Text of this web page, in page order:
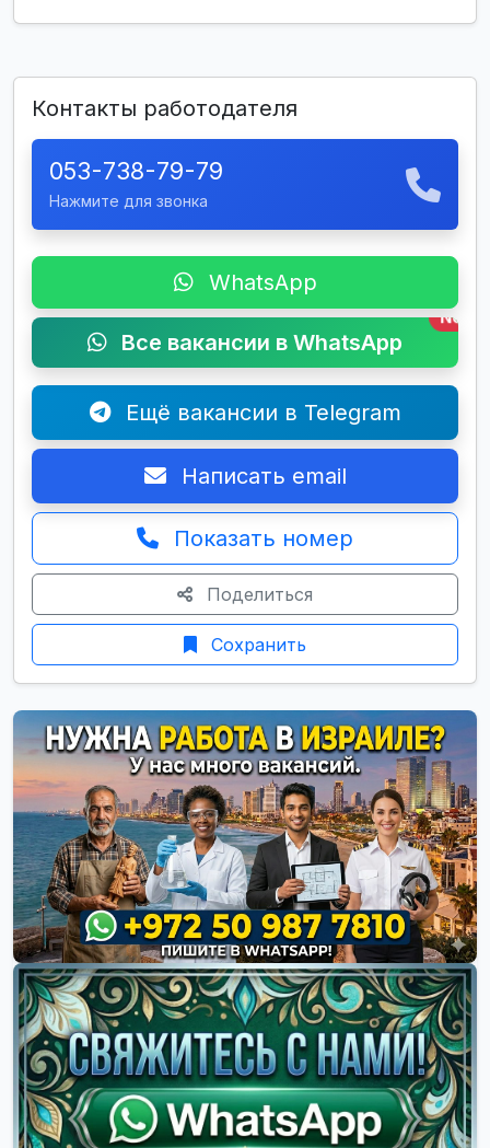
Контакты работодателя
053-738-79-79
Нажмите для звонка
WhatsApp
Все вакансии в WhatsApp
New
Ещё вакансии в Telegram
Написать email
Показать номер
Поделиться
Сохранить